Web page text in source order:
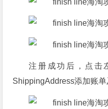
注册成功后，点击
ShippingAddress添加账